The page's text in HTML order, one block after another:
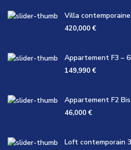
Villa
420,000 €
Appartement F3 –
149,990 €
Appartement F2
46,000 €
Loft contemporain